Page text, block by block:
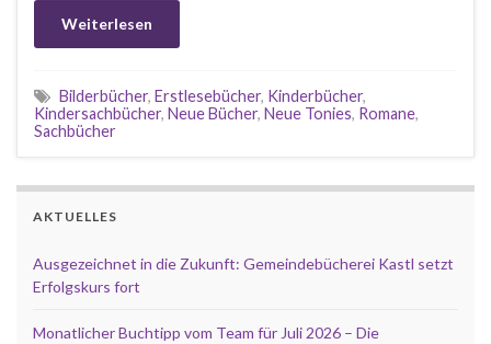
Weiterlesen
Bilderbücher, Erstlesebücher, Kinderbücher,
Kindersachbücher, Neue Bücher, Neue Tonies, Romane,
Sachbücher
AKTUELLES
Ausgezeichnet in die Zukunft: Gemeindebücherei Kastl setzt
Erfolgskurs fort
Monatlicher Buchtipp vom Team für Juli 2026 – Die